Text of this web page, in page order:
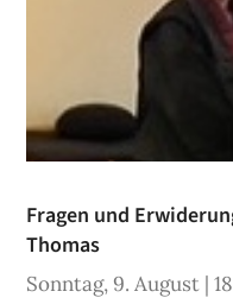
Fragen und
Thomas
Sonntag, 9. August |